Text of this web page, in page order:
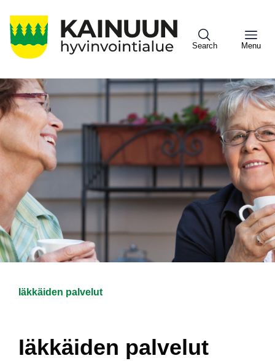
pääsisältöön
Search Menu
Sote
Menu
Asiakkaille
Iäkkäiden palvelut
Iäkkäiden palvelut